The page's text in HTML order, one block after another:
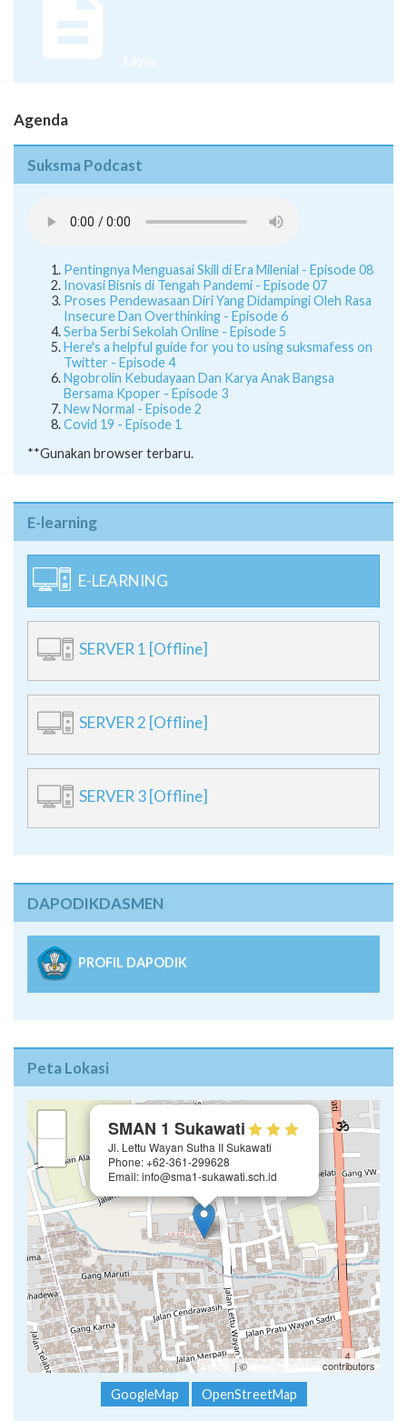
Juknis
Agenda
Suksma Podcast
Pentingnya Menguasai Skill di Era Milenial - Episode 08
Inovasi Bisnis di Tengah Pandemi - Episode 07
Proses Pendewasaan Diri Yang Didampingi Oleh Rasa
Insecure Dan Overthinking - Episode 6
Serba Serbi Sekolah Online - Episode 5
Here's a helpful guide for you to using suksmafess on
Twitter - Episode 4
Ngobrolin Kebudayaan Dan Karya Anak Bangsa
Bersama Kpoper - Episode 3
New Normal - Episode 2
Covid 19 - Episode 1
**Gunakan browser terbaru.
E-learning
E-LEARNING
SERVER 1 [Offline]
SERVER 2 [Offline]
SERVER 3 [Offline]
DAPODIKDASMEN
PROFIL DAPODIK
Peta Lokasi
SMAN 1 Sukawati
Jl. Lettu Wayan Sutha II Sukawati
Phone: +62-361-299628
Email: info@sma1-sukawati.sch.id
Leaflet | ©OpenStreetMap contributors
GoogleMap OpenStreetMap